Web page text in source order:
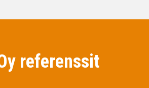
referenssit